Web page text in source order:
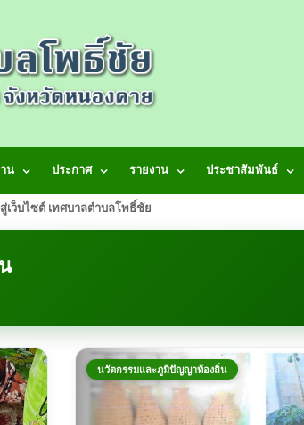
น ประกาศ รายงาน ประชาสัมพันธ์
เว็บไซต์ เทศบาลตำบลโพธิ์ชัย
นวัตกรรมและภูมิปัญญาท้องถิ่น